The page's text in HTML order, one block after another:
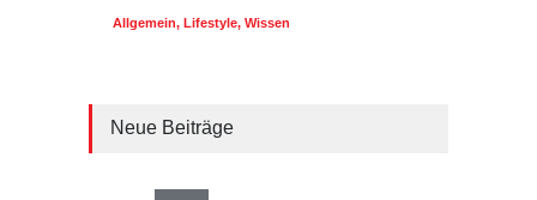
Allgemein, Lifestyle, Wissen
Neue Beiträge